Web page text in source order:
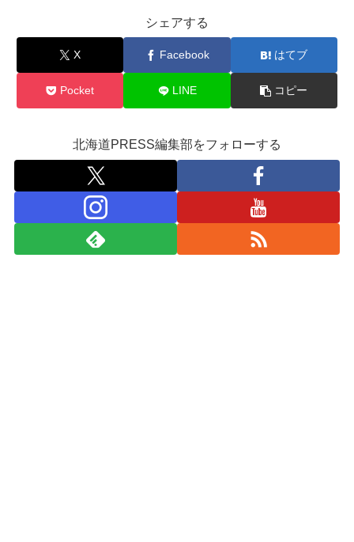
シェアする
X Facebook はてブ
Pocket LINE コピー
北海道PRESS編集部をフォローする